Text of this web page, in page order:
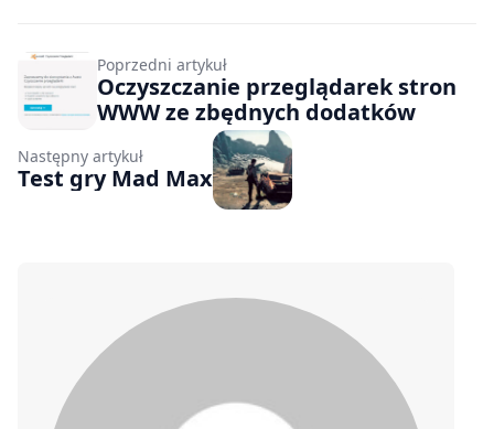
Poprzedni artykuł
Oczyszczanie przeglądarek stron
WWW ze zbędnych dodatków
Następny artykuł
Test gry Mad Max